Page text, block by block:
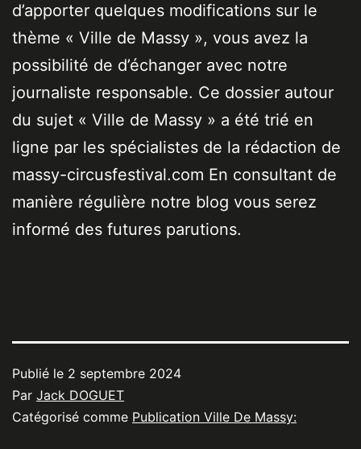
d’apporter quelques modifications sur le
thème « Ville de Massy », vous avez la
possibilité de d’échanger avec notre
journaliste responsable. Ce dossier autour
du sujet « Ville de Massy » a été trié en
ligne par les spécialistes de la rédaction de
massy-circusfestival.com En consultant de
manière régulière notre blog vous serez
informé des futures parutions.
Publié le 2 septembre 2024
Par Jack DOGUET
Catégorisé comme Publication Ville De Massy: